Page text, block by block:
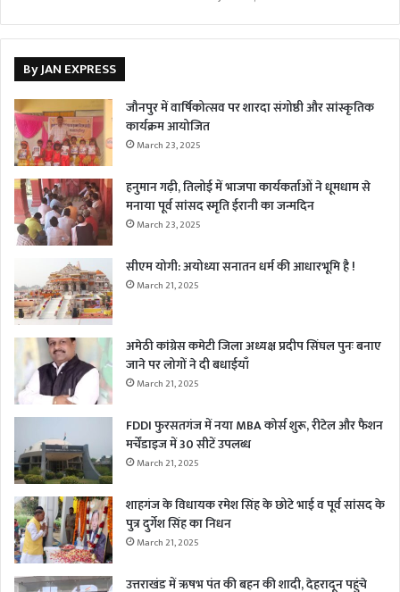
By JAN EXPRESS
जौनपुर में वार्षिकोत्सव पर शारदा संगोष्ठी और सांस्कृतिक
कार्यक्रम आयोजित
March 23, 2025
हनुमान गढ़ी, तिलोई में भाजपा कार्यकर्ताओं ने धूमधाम से
मनाया पूर्व सांसद स्मृति ईरानी का जन्मदिन
March 23, 2025
सीएम योगी: अयोध्या सनातन धर्म की आधारभूमि है !
March 21, 2025
अमेठी कांग्रेस कमेटी जिला अध्यक्ष प्रदीप सिंघल पुनः बनाए
जाने पर लोगों ने दी बधाईयाँ
March 21, 2025
FDDI फुरसतगंज में नया MBA कोर्स शुरू, रीटेल और फैशन
मर्चेंडाइज में 30 सीटें उपलब्ध
March 21, 2025
शाहगंज के विधायक रमेश सिंह के छोटे भाई व पूर्व सांसद के
पुत्र दुर्गेश सिंह का निधन
March 21, 2025
उत्तराखंड में ऋषभ पंत की बहन की शादी, देहरादून पहुंचे